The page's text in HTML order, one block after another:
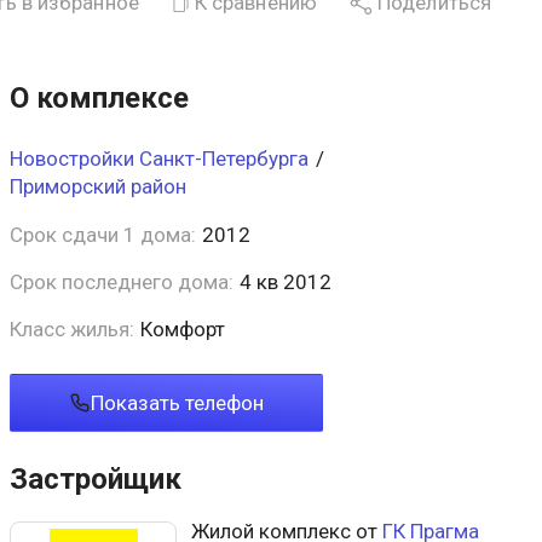
О комплексе
Новостройки Санкт-Петербурга /
Приморский район
Срок сдачи 1 дома: 2012
Срок последнего дома: 4 кв 2012
Класс жилья: Комфорт
Показать телефон
Застройщик
Жилой комплекс от ГК Прагма